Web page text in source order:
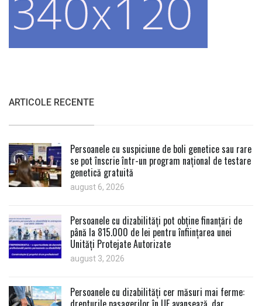
ARTICOLE RECENTE
Persoanele cu suspiciune de boli genetice sau rare
se pot înscrie într-un program național de testare
genetică gratuită
august 6, 2026
Persoanele cu dizabilități pot obține finanțări de
până la 815.000 de lei pentru înființarea unei
Unități Protejate Autorizate
august 3, 2026
Persoanele cu dizabilități cer măsuri mai ferme: